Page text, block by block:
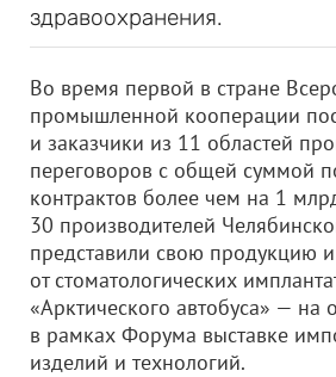
здравоохранения.
Во время первой в стране
промышленной кооперации
и заказчики из 11 областей
переговоров с общей суммой
контрактов более чем на 1
30 производителей
представили свою продукцию
от стоматологических
«Арктического автобуса» — на
в рамках Форума выставке
изделий и технологий.